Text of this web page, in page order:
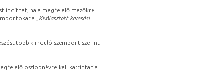
indíthat, ha a megfelelő mezőkre
a „ Kiválasztott keresési
több kiinduló szempont szerint
oszlopnévre kell kattintania